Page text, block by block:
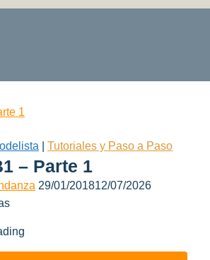
Tutoriales y Paso a Paso
– Parte 1
29/01/201812/07/2026